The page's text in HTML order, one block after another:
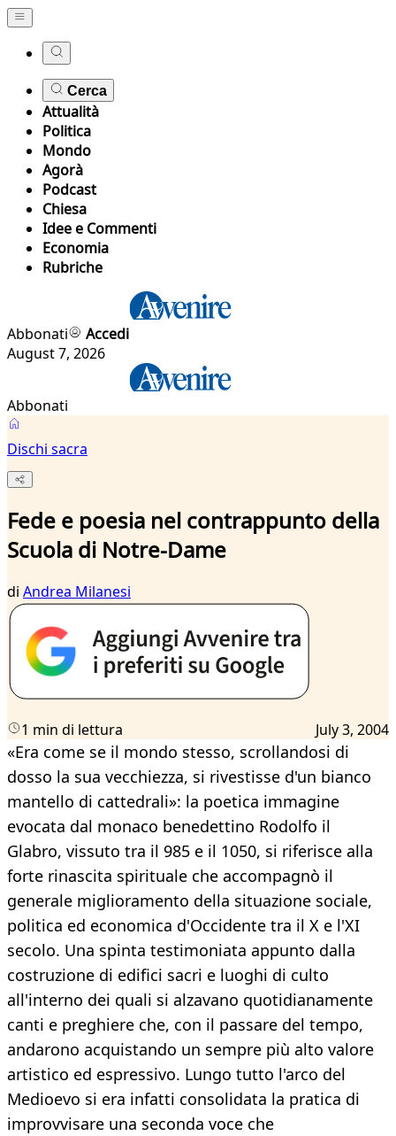
Cerca
Attualità
Politica
Mondo
Agorà
Podcast
Chiesa
Idee e Commenti
Economia
Rubriche
Abbonati
Accedi
August 7, 2026
Abbonati
Dischi sacra
Fede e poesia nel contrappunto della
Scuola di Notre-Dame
di Andrea Milanesi
1 min di lettura July 3, 2004
«Era come se il mondo stesso, scrollandosi di
dosso la sua vecchiezza, si rivestisse d'un bianco
mantello di cattedrali»: la poetica immagine
evocata dal monaco benedettino Rodolfo il
Glabro, vissuto tra il 985 e il 1050, si riferisce alla
forte rinascita spirituale che accompagnò il
generale miglioramento della situazione sociale,
politica ed economica d'Occidente tra il X e l'XI
secolo. Una spinta testimoniata appunto dalla
costruzione di edifici sacri e luoghi di culto
all'interno dei quali si alzavano quotidianamente
canti e preghiere che, con il passare del tempo,
andarono acquistando un sempre più alto valore
artistico ed espressivo. Lungo tutto l'arco del
Medioevo si era infatti consolidata la pratica di
improvvisare una seconda voce che